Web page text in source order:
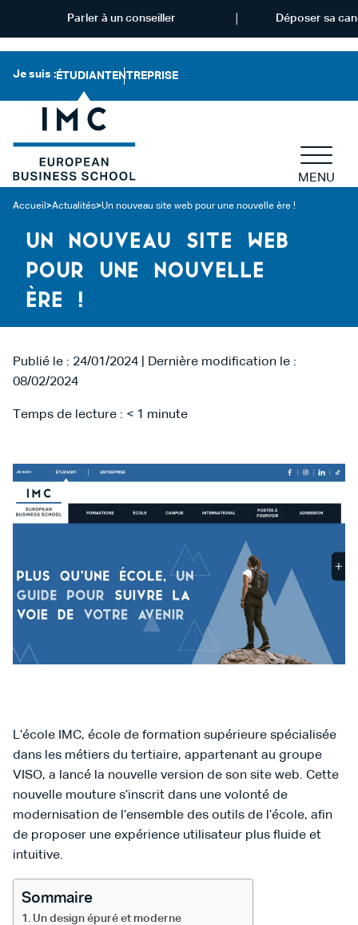
Je suis : ÉTUDIANT ENTREPRISE
MENU
Accueil >Actualités>Un nouveau site web pour une nouvelle ère !
UN NOUVEAU SITE WEB
POUR UNE NOUVELLE
ÈRE !
Publié le : 24/01/2024 | Dernière modification le :
08/02/2024
Temps de lecture : < 1 minute
L’école IMC, école de formation supérieure spécialisée
dans les métiers du tertiaire, appartenant au groupe
VISO, a lancé la nouvelle version de son site web. Cette
nouvelle mouture s’inscrit dans une volonté de
modernisation de l’ensemble des outils de l’école, afin
de proposer une expérience utilisateur plus fluide et
intuitive.
Sommaire
Un design épuré et moderne
Parler à un conseiller Déposer sa